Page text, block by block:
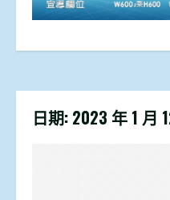
日期: 2023 年 1 月